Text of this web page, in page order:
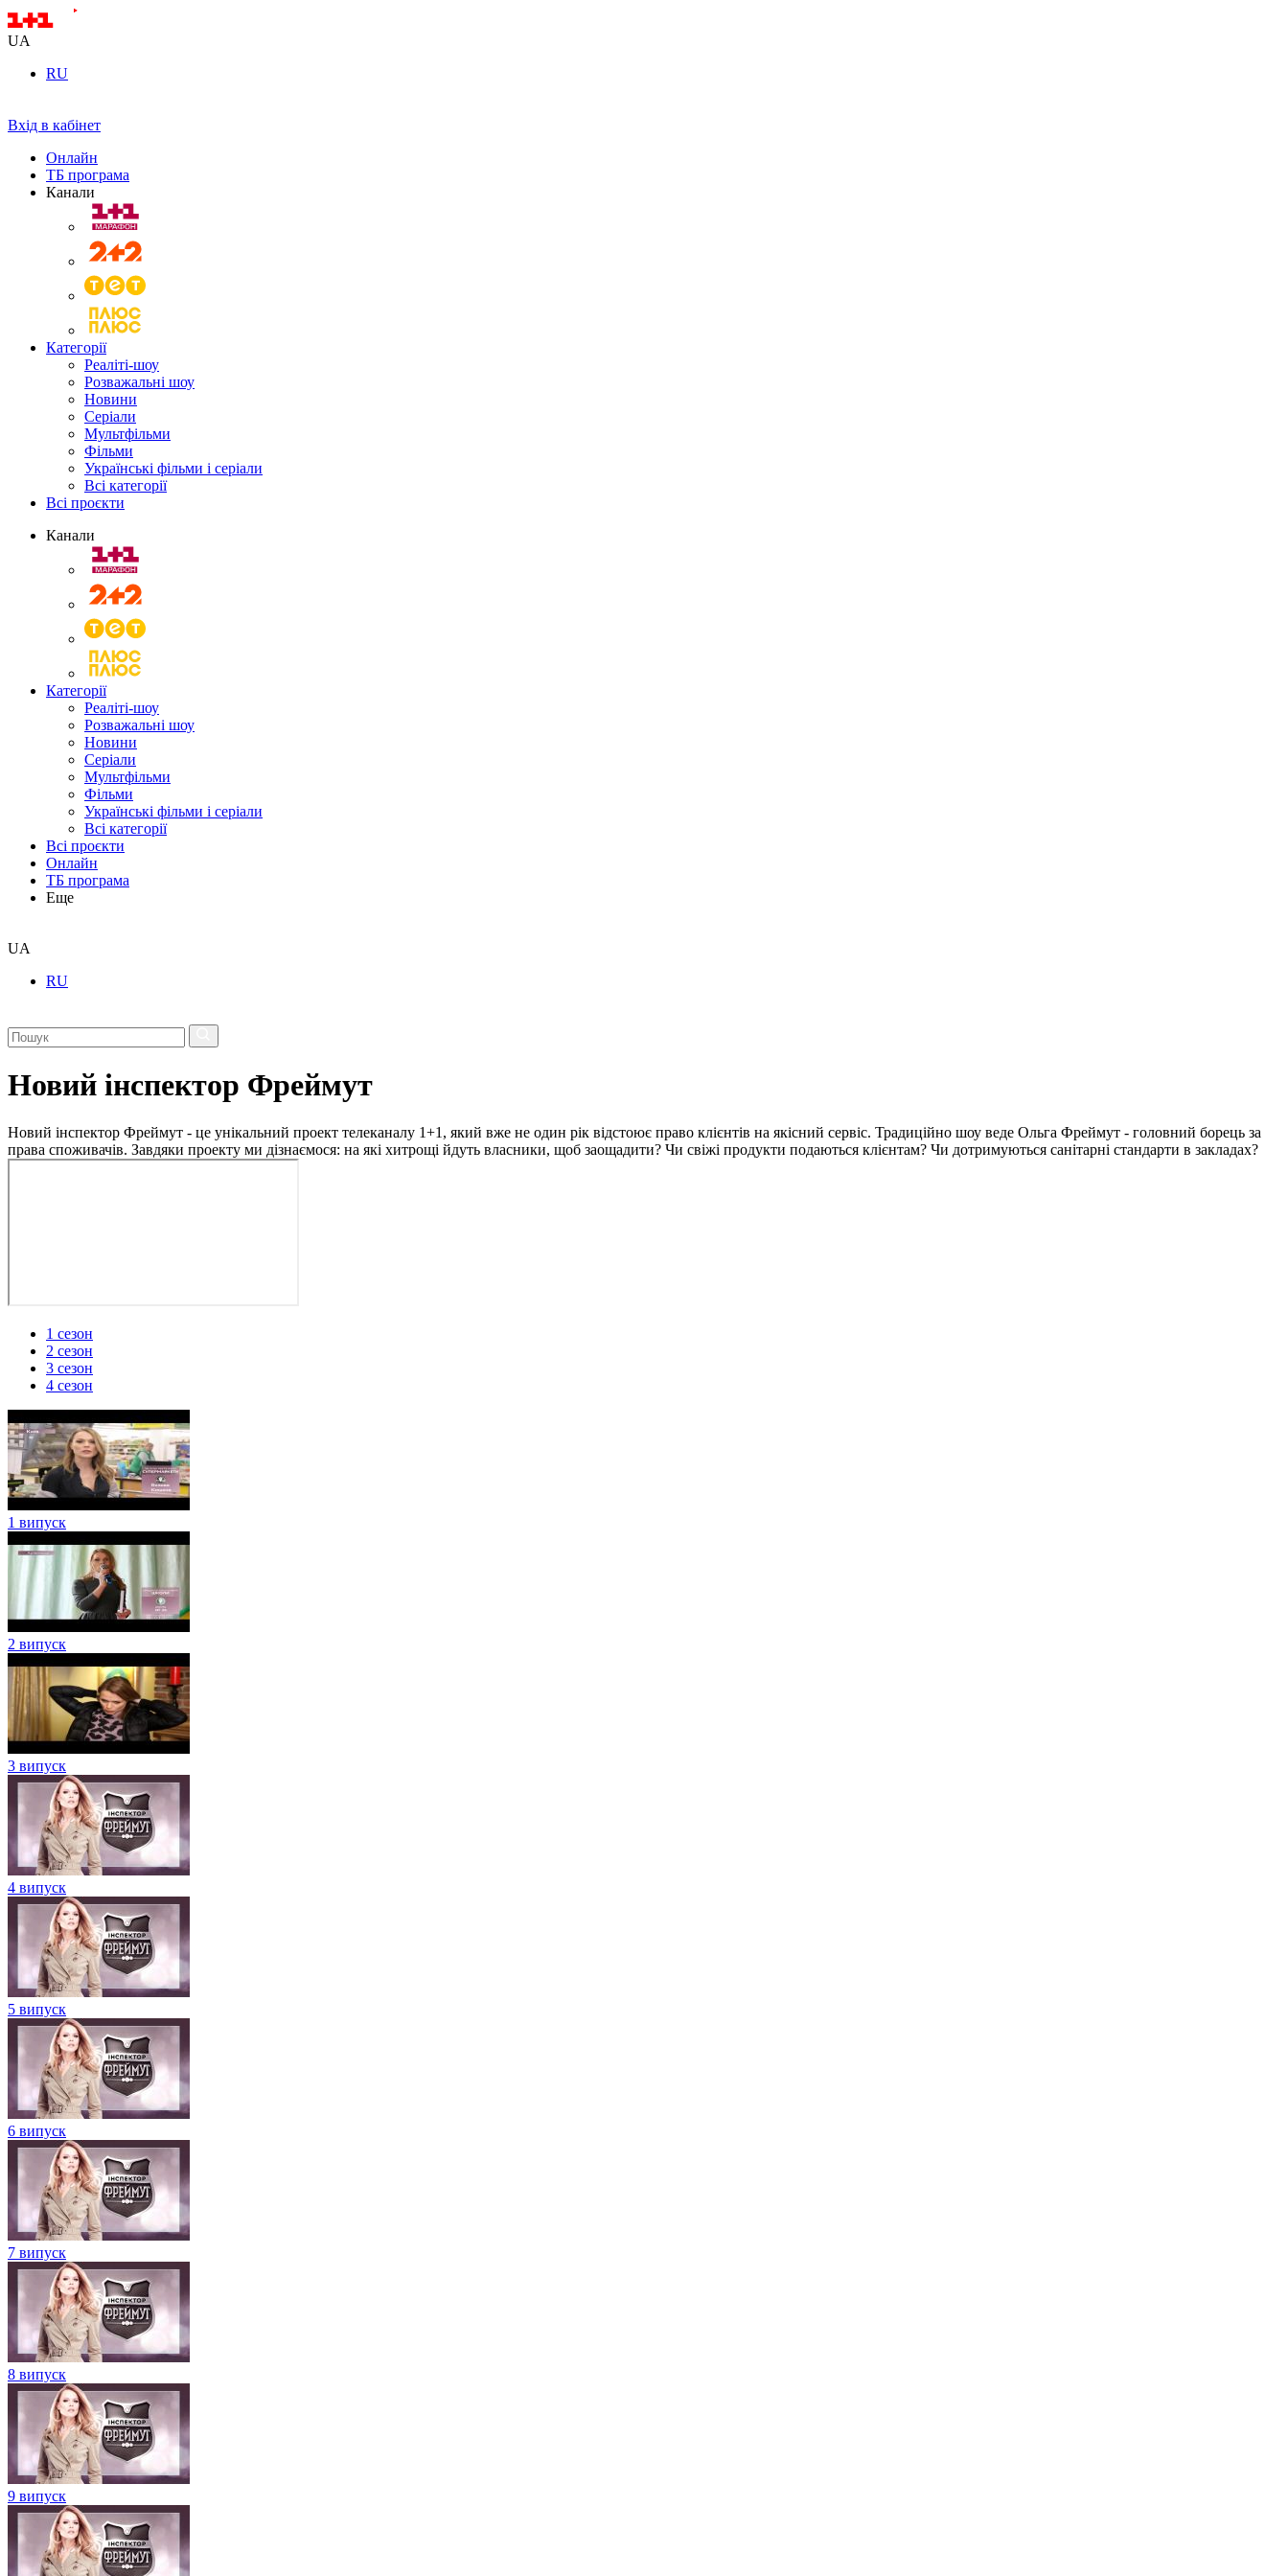
UA
RU
Вхід в кабінет
Онлайн
ТБ програма
Канали
Категорії
Реаліті-шоу
Розважальні шоу
Новини
Серіали
Мультфільми
Фільми
Українські фільми і серіали
Всі категорії
Всі проєкти
Канали
Категорії
Реаліті-шоу
Розважальні шоу
Новини
Серіали
Мультфільми
Фільми
Українські фільми і серіали
Всі категорії
Всі проєкти
Онлайн
ТБ програма
Еще
UA
RU
Новий інспектор Фреймут
Новий інспектор Фреймут - це унікальний проект телеканалу 1+1, який вже не один рік відстоює право клієнтів на якісний сервіс. Традиційно шоу веде Ольга Фреймут - головний борець за
права споживачів. Завдяки проекту ми дізнаємося: на які хитрощі йдуть власники, щоб заощадити? Чи свіжі продукти подаються клієнтам? Чи дотримуються санітарні стандарти в закладах?
1 cезон
2 cезон
3 сезон
4 сезон
1 випуск
2 випуск
3 випуск
4 випуск
5 випуск
6 випуск
7 випуск
8 випуск
9 випуск